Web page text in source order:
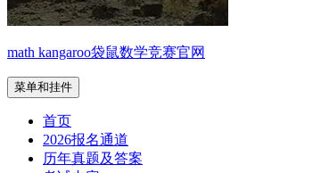
math kangaroo袋鼠数学竞赛官网
菜单和挂件
首页
2026报名通道
历年真题及答案